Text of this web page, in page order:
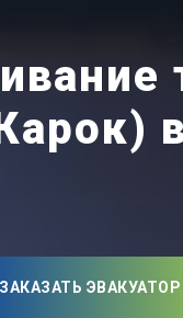
ЗАКАЗАТЬ ЭВАКУАТОР